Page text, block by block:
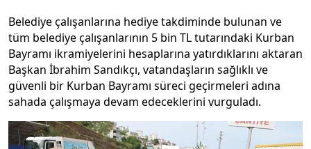
Belediye çalışanlarına hediye takdiminde bulunan ve
tüm belediye çalışanlarının 5 bin TL tutarındaki Kurban
Bayramı ikramiyelerini hesaplarına yatırdıklarını aktaran
Başkan İbrahim Sandıkçı, vatandaşların sağlıklı ve
güvenli bir Kurban Bayramı süreci geçirmeleri adına
sahada çalışmaya devam edeceklerini vurguladı.